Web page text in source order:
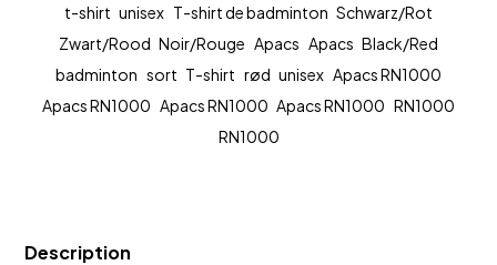
t-shirt unisex T-shirt de badminton Schwarz/Rot
Zwart/Rood Noir/Rouge Apacs Apacs Black/Red
badminton sort T-shirt rød unisex Apacs RN1000
Apacs RN1000 Apacs RN1000 Apacs RN1000 RN1000
RN1000
Description